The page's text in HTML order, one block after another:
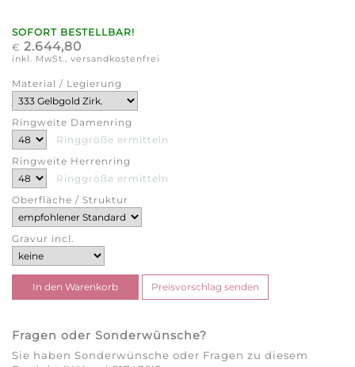
SOFORT BESTELLBAR!
€ 2.644,80
inkl. MwSt., versandkostenfrei
Material / Legierung
Ringweite Damenring
Ringgröße ermitteln
Ringweite Herrenring
Ringgröße ermitteln
Oberfläche / Struktur
Gravur incl.
Fragen oder Sonderwünsche?
Sie haben Sonderwünsche oder Fragen zu diesem